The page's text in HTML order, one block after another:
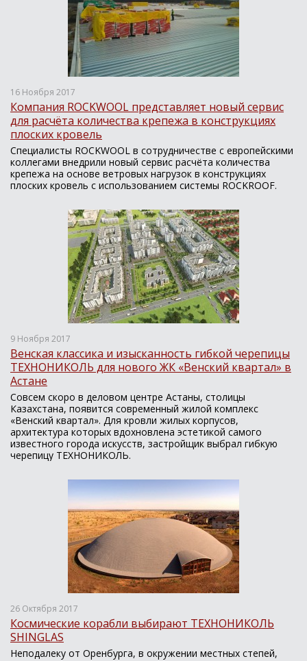
16 Ноября 2017
Компания ROCKWOOL представляет новый сервис
для расчёта количества крепежа в конструкциях
плоских кровель
Специалисты ROCKWOOL в сотрудничестве с европейскими
коллегами внедрили новый сервис расчёта количества
крепежа на основе ветровых нагрузок в конструкциях
плоских кровель с использованием системы ROCKROOF.
9 Ноября 2017
Венская классика и изысканность гибкой черепицы
ТЕХНОНИКОЛЬ для нового ЖК «Венский квартал» в
Астане
Совсем скоро в деловом центре Астаны, столицы
Казахстана, появится современный жилой комплекс
«Венский квартал». Для кровли жилых корпусов,
архитектура которых вдохновлена эстетикой самого
известного города искусств, застройщик выбрал гибкую
черепицу ТЕХНОНИКОЛЬ.
26 Октября 2017
Космические корабли выбирают ТЕХНОНИКОЛЬ
SHINGLAS
Неподалеку от Оренбурга, в окружении местных степей,